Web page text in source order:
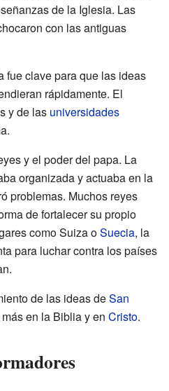
de la Iglesia. Las
con las antiguas
fue clave para que las ideas
rápidamente. El
y de las universidades
y el poder del papa. La
organizada y actuaba en la
problemas. Muchos reyes
de fortalecer su propio
como Suiza oSuecia, la
para luchar contra los países
de las ideas deSan
en la Biblia y en Cristo.